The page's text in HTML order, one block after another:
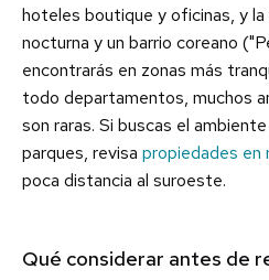
hoteles boutique y oficinas, y la
nocturna y un barrio coreano
encontrarás en zonas más
todo departamentos, muchos
son raras. Si buscas el
parques, revisa propiedades en
poca distancia al suroeste.
Qué considerar antes de